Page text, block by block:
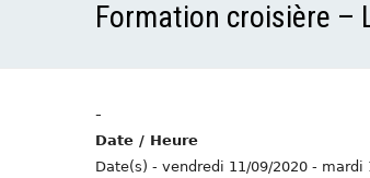
Formation croisière –
-
Date / Heure
Date(s) - vendredi 11/09/2020 - mardi